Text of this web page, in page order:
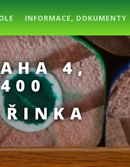
INFORMACE, DOKUMENTY
4,